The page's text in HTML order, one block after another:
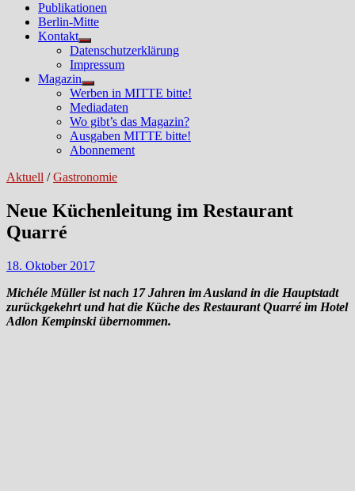
Publikationen
Berlin-Mitte
Kontakt
Untermenü
anzeigen
Datenschutzerklärung
Impressum
Magazin
Untermenü
anzeigen
Werben in MITTE bitte!
Mediadaten
Wo gibt’s das Magazin?
Ausgaben MITTE bitte!
Abonnement
Aktuell /Gastronomie
Neue Küchenleitung im Restaurant
Quarré
18. Oktober 2017
Michéle Müller ist nach 17 Jahren im Ausland in die Hauptstadt
zurückgekehrt und hat die Küche des Restaurant Quarré im Hotel
Adlon Kempinski übernommen.